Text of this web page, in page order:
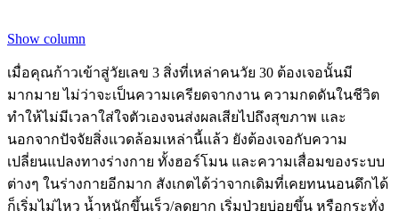
Show column
เมื่อคุณก้าวเข้าสู่วัยเลข 3 สิ่งที่เหล่าคนวัย 30 ต้องเจอนั้นมี
มากมาย ไม่ว่าจะเป็นความเครียดจากงาน ความกดดันในชีวิต
ทำให้ไม่มีเวลาใส่ใจตัวเองจนส่งผลเสียไปถึงสุขภาพ และ
นอกจากปัจจัยสิ่งแวดล้อมเหล่านี้แล้ว ยังต้องเจอกับความ
เปลี่ยนแปลงทางร่างกาย ทั้งฮอร์โมน และความเสื่อมของระบบ
ต่างๆ ในร่างกายอีกมาก สังเกตได้ว่าจากเดิมที่เคยทนนอนดึกได้
ก็เริ่มไม่ไหว น้ำหนักขึ้นเร็ว/ลดยาก เริ่มป่วยบ่อยขึ้น หรือกระทั่ง